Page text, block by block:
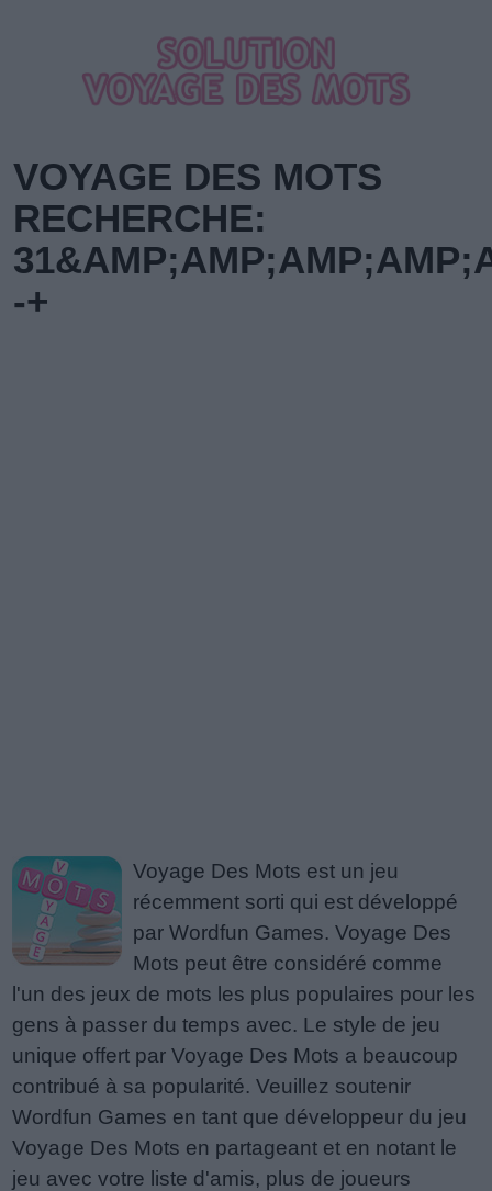
VOYAGE DES MOTS
RECHERCHE:
-+
Voyage Des Mots est un jeu
récemment sorti qui est développé
par Wordfun Games. Voyage Des
Mots peut être considéré comme
l'un des jeux de mots les plus populaires pour les
gens à passer du temps avec. Le style de jeu
unique offert par Voyage Des Mots a beaucoup
contribué à sa popularité. Veuillez soutenir
Wordfun Games en tant que développeur du jeu
Voyage Des Mots en partageant et en notant le
jeu avec votre liste d'amis, plus de joueurs